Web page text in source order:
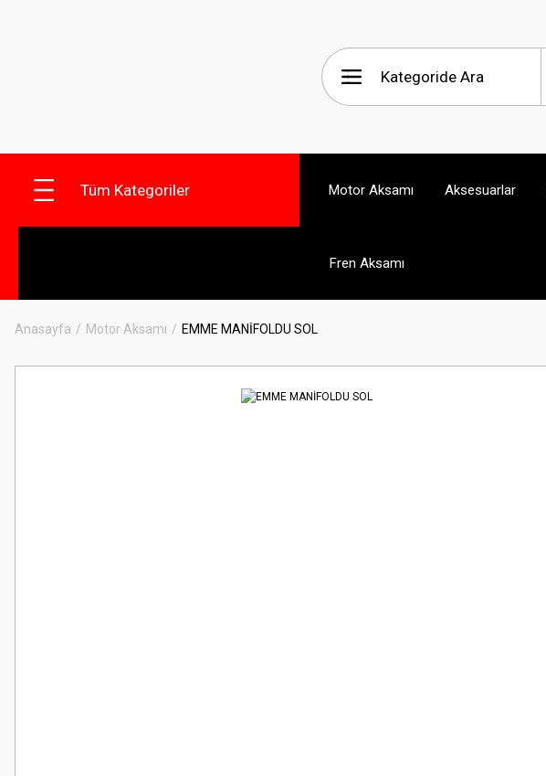
Tüm Kategoriler Motor Aksamı Aksesuarlar
Fren Aksamı
Anasayfa Motor Aksamı EMME MANİFOLDU SOL